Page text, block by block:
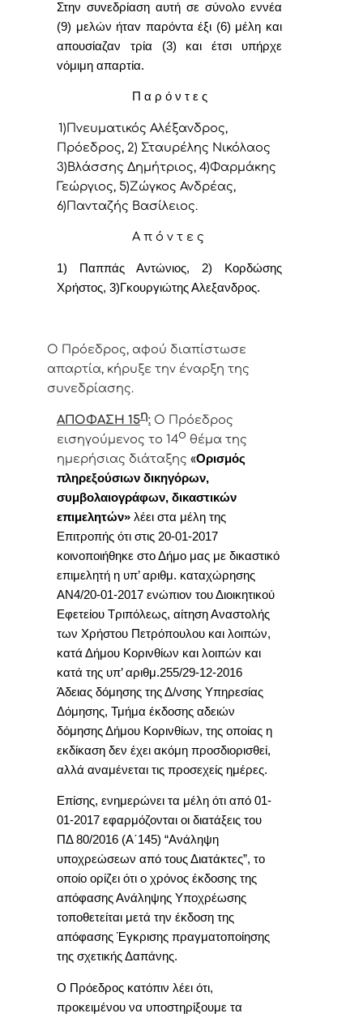
Στην συvεδρίαση αυτή σε σύνολο εννέα
(9) μελών ήταv παρόvτα έξι (6) μέλη και
απουσίαζαν τρία (3) και έτσι υπήρχε
vόμιμη απαρτία.
Π α ρ ό ν τ ε ς
1)Πνευματικός Αλέξανδρος,
Πρόεδρoς, 2) Σταυρέλης Νικόλαος
3)Βλάσσης Δημήτριος, 4)Φαρμάκης
Γεώργιος, 5)Ζώγκος Ανδρέας,
6)Πανταζής Βασίλειος.
Α π ό ν τ ε ς
1) Παππάς Αντώνιος, 2) Κορδώσης
Χρήστος, 3)Γκουργιώτης Αλεξανδρος.
Ο Πρόεδρος, αφού διαπίστωσε
απαρτία, κήρυξε την έναρξη της
συνεδρίασης.
ΑΠΟΦΑΣΗ 15η: Ο Πρόεδρος
εισηγούμενος το 14ο θέμα της
ημερήσιας διάταξης «Ορισμός
πληρεξούσιων δικηγόρων,
συμβολαιογράφων, δικαστικών
επιμελητών» λέει στα μέλη της
Επιτροπής ότι στις 20-01-2017
κοινοποιήθηκε στο Δήμο μας με δικαστικό
επιμελητή η υπ’ αριθμ. καταχώρησης
ΑΝ4/20-01-2017 ενώπιον του Διοικητικού
Εφετείου Τριπόλεως, αίτηση Αναστολής
των Χρήστου Πετρόπουλου και λοιπών,
κατά Δήμου Κορινθίων και λοιπών και
κατά της υπ’ αριθμ.255/29-12-2016
Άδειας δόμησης της Δ/νσης Υπηρεσίας
Δόμησης, Τμήμα έκδοσης αδειών
δόμησης Δήμου Κορινθίων, της οποίας η
εκδίκαση δεν έχει ακόμη προσδιορισθεί,
αλλά αναμένεται τις προσεχείς ημέρες.
Επίσης, ενημερώνει τα μέλη ότι από 01-
01-2017 εφαρμόζονται οι διατάξεις του
ΠΔ 80/2016 (Α΄145) “Ανάληψη
υποχρεώσεων από τους Διατάκτες”, το
οποίο ορίζει ότι ο χρόνος έκδοσης της
απόφασης Ανάληψης Υποχρέωσης
τοποθετείται μετά την έκδοση της
απόφασης Έγκρισης πραγματοποίησης
της σχετικής Δαπάνης.
Ο Πρόεδρος κατόπιν λέει ότι,
προκειμένου να υποστηρίξουμε τα